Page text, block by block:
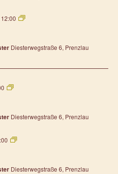
12:00 Frauenfrühstück
Diesterwegstraße 6, Prenzlau
Frauenfrühstück
Diesterwegstraße 6, Prenzlau
Frauenfrühstück
Diesterwegstraße 6, Prenzlau